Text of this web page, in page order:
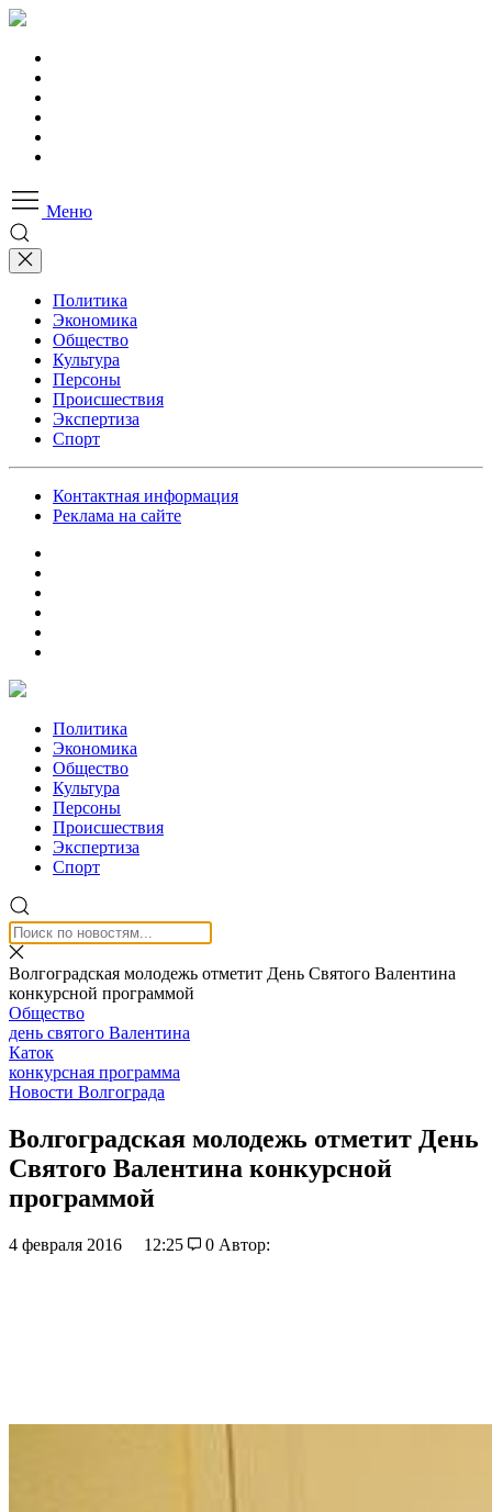
Меню
Политика
Экономика
Общество
Культура
Персоны
Происшествия
Экспертиза
Спорт
Контактная информация
Реклама на сайте
Политика
Экономика
Общество
Культура
Персоны
Происшествия
Экспертиза
Спорт
Волгоградская молодежь отметит День Святого Валентина
конкурсной программой
Общество
день святого Валентина
Каток
конкурсная программа
Новости Волгограда
Волгоградская молодежь отметит День
Святого Валентина конкурсной
программой
4 февраля 2016 12:25 0 Автор: